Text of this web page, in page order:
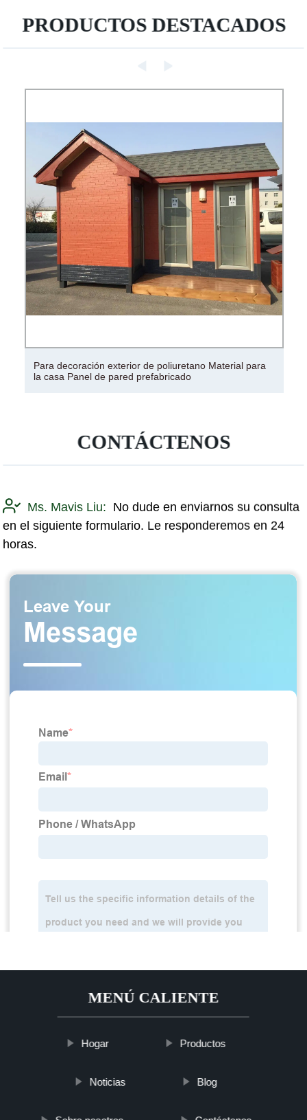
PRODUCTOS DESTACADOS
Relieve el panel de pared exterior de acero para la
decoración de la casa
CONTÁCTENOS
Ms. Mavis Liu: No dude en enviarnos su consulta
en el siguiente formulario. Le responderemos en 24
horas.
MENÚ CALIENTE
Hogar Productos
Noticias Blog